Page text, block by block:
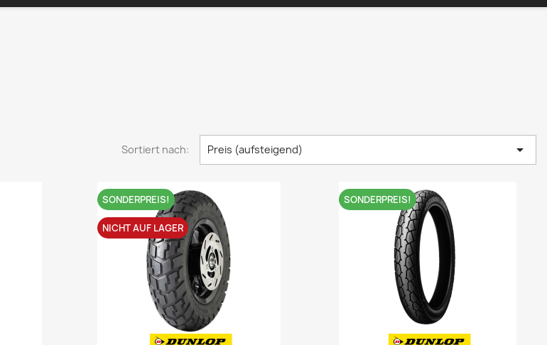
Sortiert nach: Preis (aufsteigend) 
SONDERPREIS!
NICHT AUF LAGER
SONDERPREIS!